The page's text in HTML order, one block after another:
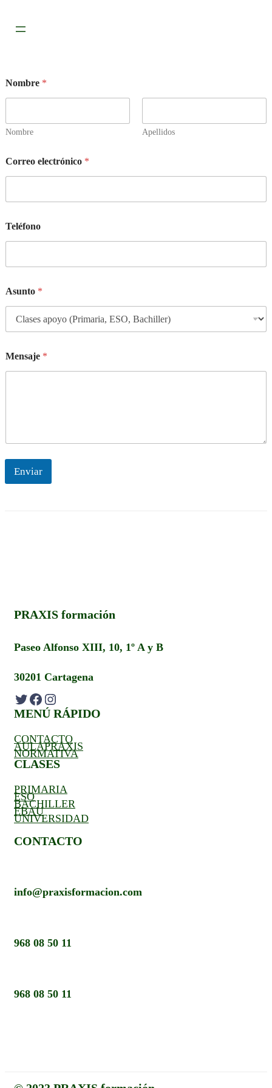
Nombre *
Nombre Apellidos
Correo electrónico *
Teléfono
Asunto *
Mensaje *
Enviar
PRAXIS formación
Paseo Alfonso XIII, 10, 1º A y B
30201 Cartagena
Twitter Facebook Instagram
MENÚ RÁPIDO
CONTACTO
AULAPRAXIS
NORMATIVA
CLASES
PRIMARIA
ESO
BACHILLER
EBAU
UNIVERSIDAD
CONTACTO
info@praxisformacion.com
968 08 50 11
968 08 50 11